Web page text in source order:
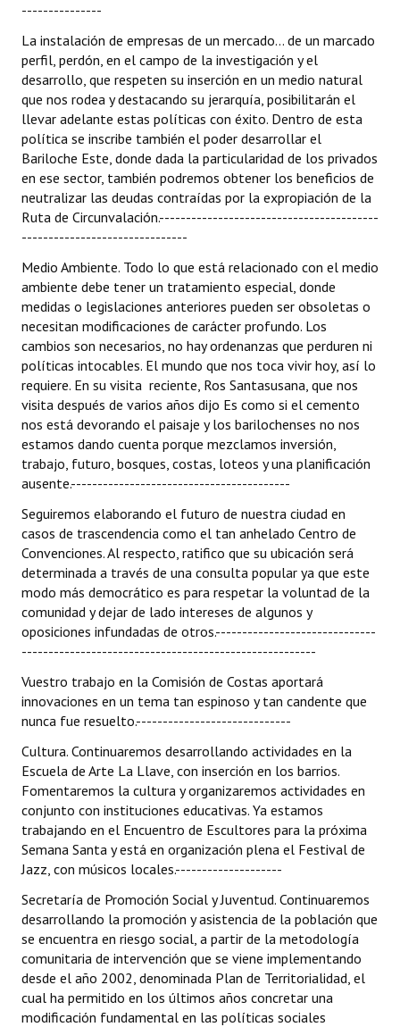
---------------
La instalación de empresas de un mercado... de un marcado
perfil, perdón, en el campo de la investigación y el
desarrollo, que respeten su inserción en un medio natural
que nos rodea y destacando su jerarquía, posibilitarán el
llevar adelante estas políticas con éxito. Dentro de esta
política se inscribe también el poder desarrollar el
Bariloche Este, donde dada la particularidad de los privados
en ese sector, también podremos obtener los beneficios de
neutralizar las deudas contraídas por la expropiación de la
Ruta de Circunvalación.-----------------------------------------
-------------------------------
Medio Ambiente. Todo lo que está relacionado con el medio
ambiente debe tener un tratamiento especial, donde
medidas o legislaciones anteriores pueden ser obsoletas o
necesitan modificaciones de carácter profundo. Los
cambios son necesarios, no hay ordenanzas que perduren ni
políticas intocables. El mundo que nos toca vivir hoy, así lo
requiere. En su visita reciente, Ros Santasusana, que nos
visita después de varios años dijo Es como si el cemento
nos está devorando el paisaje y los barilochenses no nos
estamos dando cuenta porque mezclamos inversión,
trabajo, futuro, bosques, costas, loteos y una planificación
ausente.-----------------------------------------
Seguiremos elaborando el futuro de nuestra ciudad en
casos de trascendencia como el tan anhelado Centro de
Convenciones. Al respecto, ratifico que su ubicación será
determinada a través de una consulta popular ya que este
modo más democrático es para respetar la voluntad de la
comunidad y dejar de lado intereses de algunos y
oposiciones infundadas de otros.------------------------------
-------------------------------------------------------
Vuestro trabajo en la Comisión de Costas aportará
innovaciones en un tema tan espinoso y tan candente que
nunca fue resuelto.-----------------------------
Cultura. Continuaremos desarrollando actividades en la
Escuela de Arte La Llave, con inserción en los barrios.
Fomentaremos la cultura y organizaremos actividades en
conjunto con instituciones educativas. Ya estamos
trabajando en el Encuentro de Escultores para la próxima
Semana Santa y está en organización plena el Festival de
Jazz, con músicos locales.--------------------
Secretaría de Promoción Social y Juventud. Continuaremos
desarrollando la promoción y asistencia de la población que
se encuentra en riesgo social, a partir de la metodología
comunitaria de intervención que se viene implementando
desde el año 2002, denominada Plan de Territorialidad, el
cual ha permitido en los últimos años concretar una
modificación fundamental en las políticas sociales